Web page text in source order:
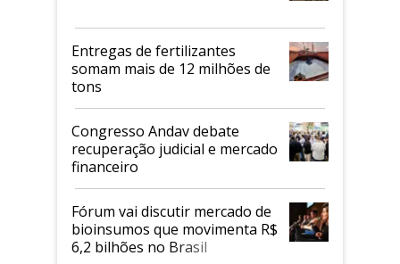
Entregas de fertilizantes
somam mais de 12 milhões de
tons
Congresso Andav debate
recuperação judicial e mercado
financeiro
Fórum vai discutir mercado de
bioinsumos que movimenta R$
6,2 bilhões no Brasil